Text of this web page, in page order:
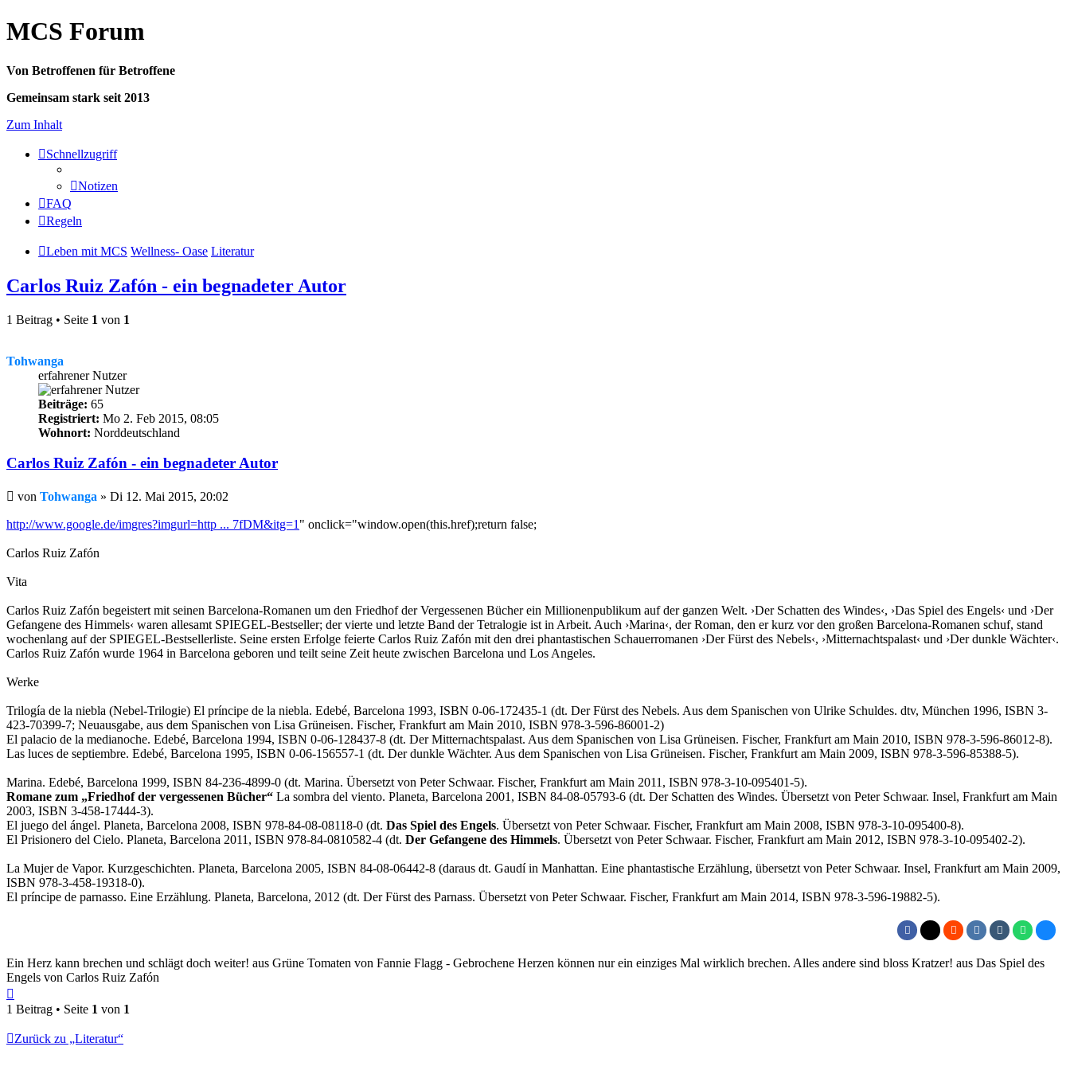
MCS Forum
Von Betroffenen für Betroffene
Gemeinsam stark seit 2013
Zum Inhalt
Schnellzugriff
Notizen
FAQ
Regeln
Leben mit MCS Wellness- Oase Literatur
Carlos Ruiz Zafón - ein begnadeter Autor
1 Beitrag • Seite 1 von 1
Tohwanga
erfahrener Nutzer
Beiträge: 65
Registriert: Mo 2. Feb 2015, 08:05
Wohnort: Norddeutschland
Carlos Ruiz Zafón - ein begnadeter Autor
Beitrag
von Tohwanga » Di 12. Mai 2015, 20:02
http://www.google.de/imgres?imgurl=http ... 7fDM&itg=1 " onclick="window.open(this.href);return false;
Carlos Ruiz Zafón
Vita
Carlos Ruiz Zafón begeistert mit seinen Barcelona-Romanen um den Friedhof der Vergessenen Bücher ein Millionenpublikum auf der ganzen Welt. ›Der Schatten des Windes‹, ›Das Spiel des Engels‹ und ›Der
Gefangene des Himmels‹ waren allesamt SPIEGEL-Bestseller; der vierte und letzte Band der Tetralogie ist in Arbeit. Auch ›Marina‹, der Roman, den er kurz vor den großen Barcelona-Romanen schuf, stand
wochenlang auf der SPIEGEL-Bestsellerliste. Seine ersten Erfolge feierte Carlos Ruiz Zafón mit den drei phantastischen Schauerromanen ›Der Fürst des Nebels‹, ›Mitternachtspalast‹ und ›Der dunkle Wächter‹.
Carlos Ruiz Zafón wurde 1964 in Barcelona geboren und teilt seine Zeit heute zwischen Barcelona und Los Angeles.
Werke
Trilogía de la niebla (Nebel-Trilogie) El príncipe de la niebla. Edebé, Barcelona 1993, ISBN 0-06-172435-1 (dt. Der Fürst des Nebels. Aus dem Spanischen von Ulrike Schuldes. dtv, München 1996, ISBN 3-
423-70399-7; Neuausgabe, aus dem Spanischen von Lisa Grüneisen. Fischer, Frankfurt am Main 2010, ISBN 978-3-596-86001-2)
El palacio de la medianoche. Edebé, Barcelona 1994, ISBN 0-06-128437-8 (dt. Der Mitternachtspalast. Aus dem Spanischen von Lisa Grüneisen. Fischer, Frankfurt am Main 2010, ISBN 978-3-596-86012-8).
Las luces de septiembre. Edebé, Barcelona 1995, ISBN 0-06-156557-1 (dt. Der dunkle Wächter. Aus dem Spanischen von Lisa Grüneisen. Fischer, Frankfurt am Main 2009, ISBN 978-3-596-85388-5).
Marina. Edebé, Barcelona 1999, ISBN 84-236-4899-0 (dt. Marina. Übersetzt von Peter Schwaar. Fischer, Frankfurt am Main 2011, ISBN 978-3-10-095401-5).
Romane zum „Friedhof der vergessenen Bücher“ La sombra del viento. Planeta, Barcelona 2001, ISBN 84-08-05793-6 (dt. Der Schatten des Windes. Übersetzt von Peter Schwaar. Insel, Frankfurt am Main
2003, ISBN 3-458-17444-3).
El juego del ángel. Planeta, Barcelona 2008, ISBN 978-84-08-08118-0 (dt. Das Spiel des Engels. Übersetzt von Peter Schwaar. Fischer, Frankfurt am Main 2008, ISBN 978-3-10-095400-8).
El Prisionero del Cielo. Planeta, Barcelona 2011, ISBN 978-84-0810582-4 (dt. Der Gefangene des Himmels. Übersetzt von Peter Schwaar. Fischer, Frankfurt am Main 2012, ISBN 978-3-10-095402-2).
La Mujer de Vapor. Kurzgeschichten. Planeta, Barcelona 2005, ISBN 84-08-06442-8 (daraus dt. Gaudí in Manhattan. Eine phantastische Erzählung, übersetzt von Peter Schwaar. Insel, Frankfurt am Main 2009,
ISBN 978-3-458-19318-0).
El príncipe de parnasso. Eine Erzählung. Planeta, Barcelona, 2012 (dt. Der Fürst des Parnass. Übersetzt von Peter Schwaar. Fischer, Frankfurt am Main 2014, ISBN 978-3-596-19882-5).
Ein Herz kann brechen und schlägt doch weiter! aus Grüne Tomaten von Fannie Flagg - Gebrochene Herzen können nur ein einziges Mal wirklich brechen. Alles andere sind bloss Kratzer! aus Das Spiel des
Engels von Carlos Ruiz Zafón
oben
1 Beitrag • Seite 1 von 1
Zurück zu „Literatur“